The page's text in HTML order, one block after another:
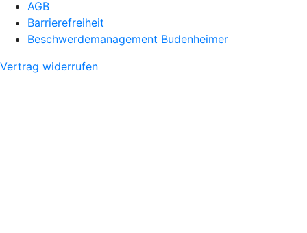
AGB
Barrierefreiheit
Beschwerdemanagement Budenheimer
Vertrag widerrufen